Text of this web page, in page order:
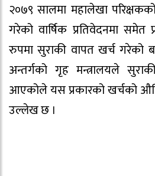
२०७९ सालमा महालेखा
गरेको वार्षिक प्रतिवेदनमा समेत
रुपमा सुराकी वापत खर्च गरेको
अन्तर्गको गृह मन्त्रालयले
आएकोले यस प्रकारको खर्चको
उल्लेख छ ।